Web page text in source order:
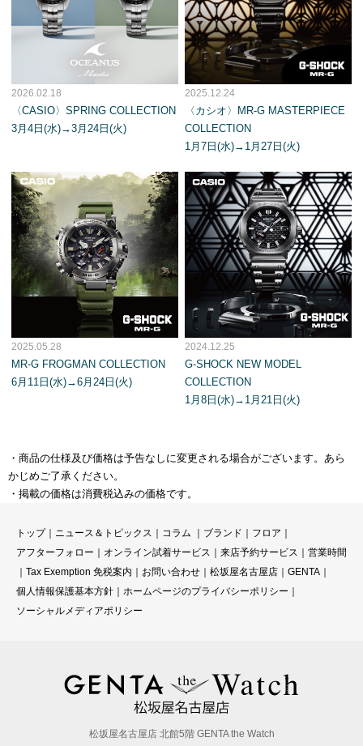
2026.02.18
〈CASIO〉SPRING COLLECTION
3月4日(水)→3月24日(火)
2025.12.24
〈カシオ〉MR-G MASTERPIECE
COLLECTION
1月7日(水)→1月27日(火)
2025.05.28
MR-G FROGMAN COLLECTION
6月11日(水)→6月24日(火)
2024.12.25
G-SHOCK NEW MODEL
COLLECTION
1月8日(水)→1月21日(火)
・商品の仕様及び価格は予告なしに変更される場合がございます。あら
かじめご了承ください。
・掲載の価格は消費税込みの価格です。
トップ｜ ニュース＆トピックス コラム ｜ ブランド フロア
アフターフォロー
オンライン試着サービス 来店予約サービス
営業時間
Tax Exemption 免税案内 お問い合わせ 松坂屋名古屋店 GENTA
個人情報保護基本方針
ホームページのプライバシーポリシー
ソーシャルメディアポリシー
松坂屋名古屋店 北館5階 GENTA the Watch